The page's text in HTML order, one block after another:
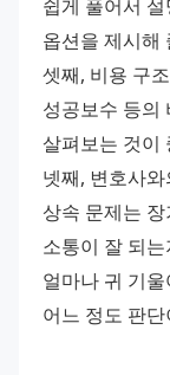
쉽게 풀어서
옵션을 제시해
셋째, 비용 구
성공보수 등의
살펴보는 것이
넷째, 변호사
상속 문제는
소통이 잘 되
얼마나 귀 기
어느 정도 판